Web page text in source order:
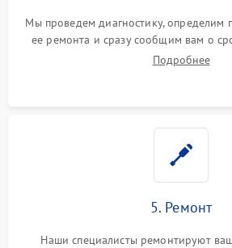
Мы проведем диагностику, определим
ее ремонта и сразу сообщим вам о
Подробнее
5. Ремонт
Наши специалисты ремонтируют